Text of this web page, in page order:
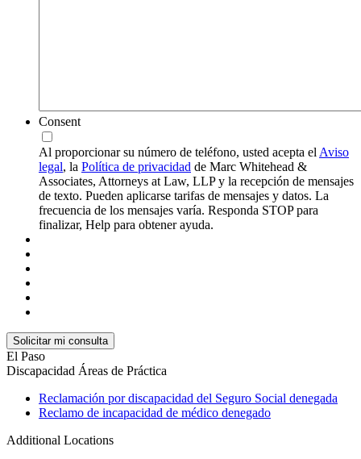
Consent
Al proporcionar su número de teléfono, usted acepta el Aviso
legal, la Política de privacidad de Marc Whitehead &
Associates, Attorneys at Law, LLP y la recepción de mensajes
de texto. Pueden aplicarse tarifas de mensajes y datos. La
frecuencia de los mensajes varía. Responda STOP para
finalizar, Help para obtener ayuda.
El Paso
Discapacidad Áreas de Práctica
Reclamación por discapacidad del Seguro Social denegada
Reclamo de incapacidad de médico denegado
Additional Locations